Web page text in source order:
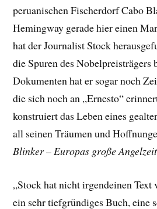
peruanischen Fischerdorf Cabo
Hemingway gerade hier einen
hat der Journalist Stock
die Spuren des Nobelpreisträgers
Dokumenten hat er sogar noch
die sich noch an „Ernesto“
konstruiert das Leben eines
all seinen Träumen und
Blinker – Europas große
„Stock hat nicht irgendeinen
ein sehr tiefgründiges Buch, eine